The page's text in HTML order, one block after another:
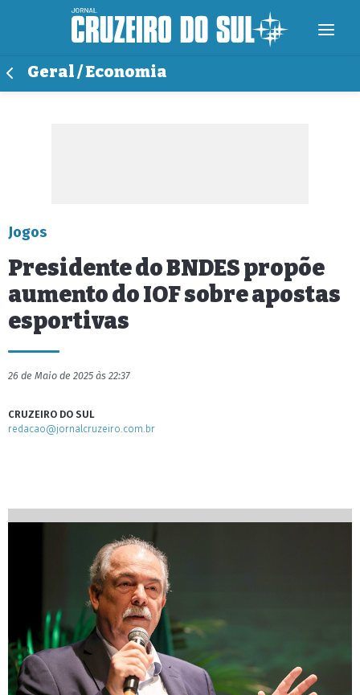
Geral / Economia
Jogos
Presidente do BNDES propõe
aumento do IOF sobre apostas
esportivas
26 de Maio de 2025 às 22:37
CRUZEIRO DO SUL
redacao@jornalcruzeiro.com.br